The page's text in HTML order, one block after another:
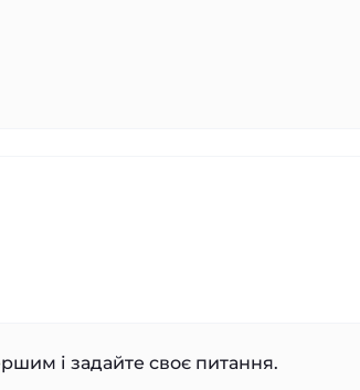
і задайте своє питання.